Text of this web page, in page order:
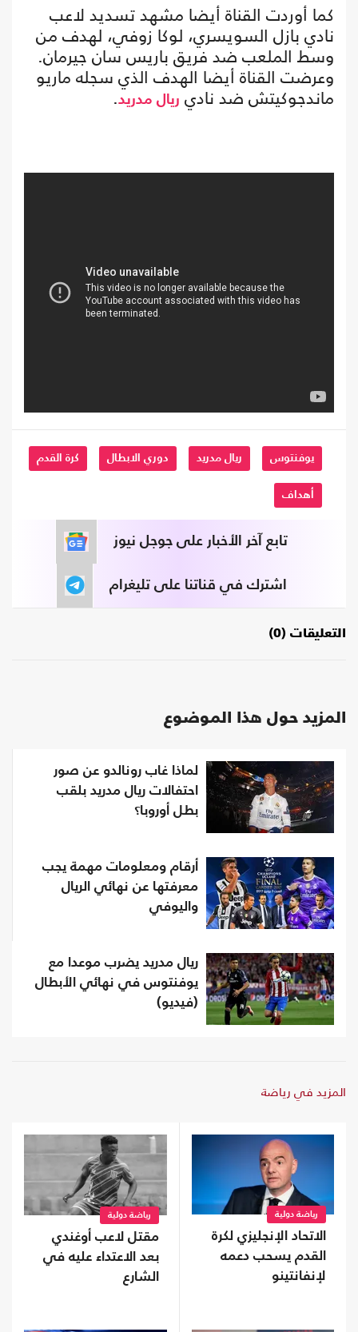
كما أوردت القناة أيضا مشهد تسديد لاعب
نادي بازل السويسري، لوكا زوفي، لهدف من
وسط الملعب ضد فريق باريس سان جيرمان.
وعرضت القناة أيضا الهدف الذي سجله ماريو
ماندجوكيتش ضد نادي ريال مدريد.
يوفنتوس ريال مدريد دوري الابطال كرة القدم
أهداف
تابع آخر الأخبار على جوجل نيوز
اشترك في قناتنا على تليغرام
التعليقات (0)
المزيد حول هذا الموضوع
لماذا غاب رونالدو عن صور
احتفالات ريال مدريد بلقب
بطل أوروبا؟
أرقام ومعلومات مهمة يجب
معرفتها عن نهائي الريال
واليوفي
ريال مدريد يضرب موعدا مع
يوفنتوس في نهائي الأبطال
(فيديو)
المزيد في رياضة
رياضة دولية
الاتحاد الإنجليزي لكرة
القدم يسحب دعمه
لإنفانتينو
رياضة دولية
مقتل لاعب أوغندي
بعد الاعتداء عليه في
الشارع